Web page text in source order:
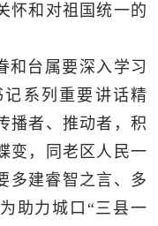
怀和对祖国统一的
和台属要深入学习
系列重要讲话精
播者、推动者，积
变，同老区人民一
多建睿智之言、多
助力城口“三县一